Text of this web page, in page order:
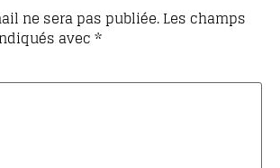
ne sera pas publiée.Les champs
avec*